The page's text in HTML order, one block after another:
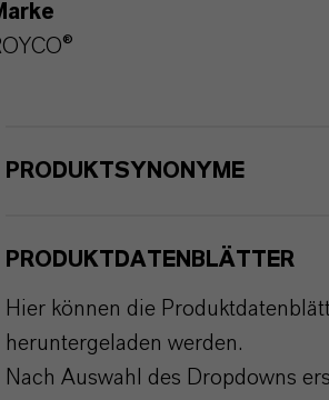
PRODUKTSYNONYME
PRODUKTDATENBLÄTTER
Hier können die
heruntergeladen werden.
Nach Auswahl des Dropdowns